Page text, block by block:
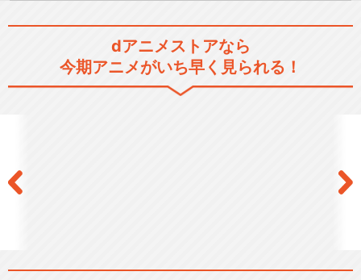
dアニメストアなら
今期アニメがいち早く見られる！